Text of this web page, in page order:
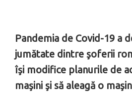
Pandemia de Covid-19 a
jumătate dintre şoferii
îşi modifice planurile de
maşini şi să aleagă o